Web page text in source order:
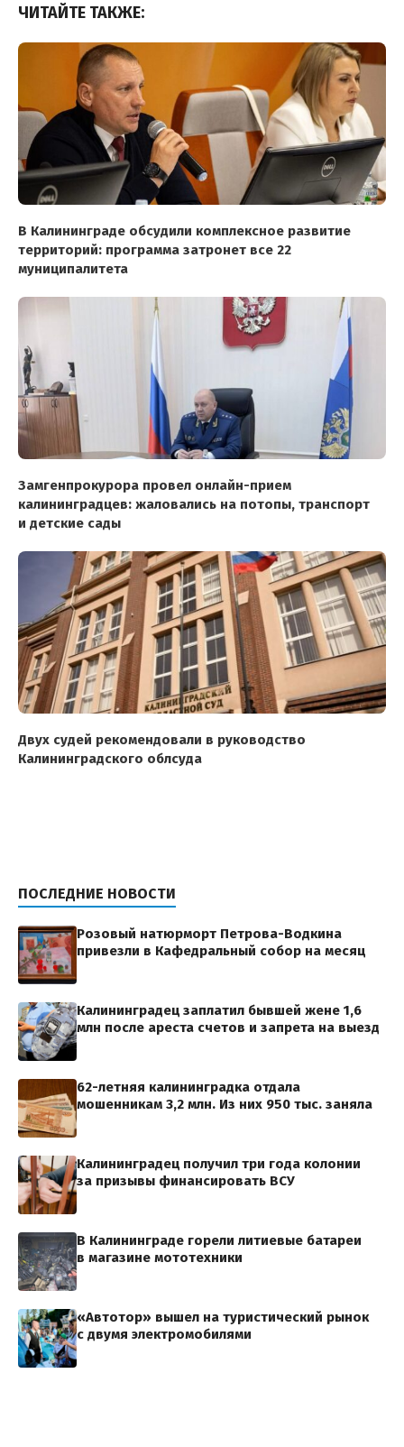
ЧИТАЙТЕ ТАКЖЕ:
В Калининграде обсудили комплексное развитие
территорий: программа затронет все 22
муниципалитета
Замгенпрокурора провел онлайн-прием
калининградцев: жаловались на потопы, транспорт
и детские сады
Двух судей рекомендовали в руководство
Калининградского облсуда
ПОСЛЕДНИЕ НОВОСТИ
Розовый натюрморт Петрова-Водкина
привезли в Кафедральный собор на месяц
Калининградец заплатил бывшей жене 1,6
млн после ареста счетов и запрета на выезд
62-летняя калининградка отдала
мошенникам 3,2 млн. Из них 950 тыс. заняла
Калининградец получил три года колонии
за призывы финансировать ВСУ
В Калининграде горели литиевые батареи
в магазине мототехники
«Автотор» вышел на туристический рынок
с двумя электромобилями